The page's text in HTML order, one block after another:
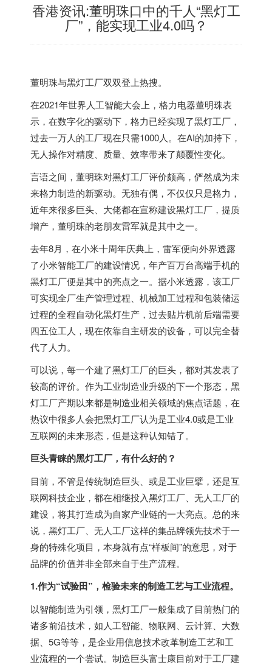
香港资讯:董明珠口中的千人“黑灯工
厂”，能实现工业4.0吗？
董明珠与黑灯工厂双双登上热搜。
在2021年世界人工智能大会上，格力电器董明珠表
示，在数字化的驱动下，格力已经实现了黑灯工厂，
过去一万人的工厂现在只需1000人。在AI的加持下，
无人操作对精度、质量、效率带来了颠覆性变化。
言语之间，董明珠对黑灯工厂评价颇高，俨然成为未
来格力制造的新驱动。无独有偶，不仅仅只是格力，
近年来很多巨头、大佬都在宣称建设黑灯工厂，提质
增产，董明珠的老朋友雷军就是其中之一。
去年8月，在小米十周年庆典上，雷军便向外界透露
了小米智能工厂的建设情况，年产百万台高端手机的
黑灯工厂便是其中的亮点之一。据小米透露，该工厂
可实现全厂生产管理过程、机械加工过程和包装储运
过程的全程自动化黑灯生产，过去贴片机前后端需要
四五位工人，现在依靠自主研发的设备，可以完全替
代了人力。
可以说，每一个建了黑灯工厂的巨头，都对其发表了
较高的评价。作为工业制造业升级的下一个形态，黑
灯工厂产期以来都是制造业相关领域的焦点话题，在
热议中很多人会把黑灯工厂认为是工业4.0或是工业
互联网的未来形态，但是这种认知错了。
巨头青睐的黑灯工厂，有什么好的？
目前，不管是传统制造巨头、或是工业巨擘，还是互
联网科技企业，都在相继投入黑灯工厂、无人工厂的
建设，将其打造成为自家产业链的一大亮点。总的来
说，黑灯工厂、无人工厂这样的集品牌领先技术于一
身的特殊化项目，本身就有点“样板间”的意思，对于
品牌的价值并非全部来自于生产流程。
1.作为“试验田”，检验未来的制造工艺与工业流程。
以智能制造为引领，黑灯工厂一般集成了目前热门的
诸多前沿技术，如人工智能、物联网、云计算、大数
据、5G等等，是企业用信息技术改革制造工艺和工
业流程的一个尝试。制造巨头富士康目前对于工厂建